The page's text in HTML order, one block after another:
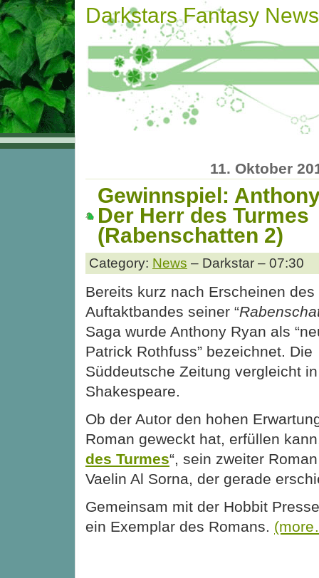
Darkstars Fantasy News
11. Oktober
Gewinnspiel:
Der Herr des Turmes
(Rabenschatten 2)
Category: News – Darkstar – 07:30
Bereits kurz nach Erscheinen des
Auftaktbandes seiner “
Saga wurde Anthony Ryan als
Patrick Rothfuss” bezeichnet. Die
Süddeutsche Zeitung vergleicht
Shakespeare.
Ob der Autor den hohen
Roman geweckt hat, erfüllen
des Turmes“, sein zweiter
Vaelin Al Sorna, der gerade
Gemeinsam mit der Hobbit
ein Exemplar des Romans.